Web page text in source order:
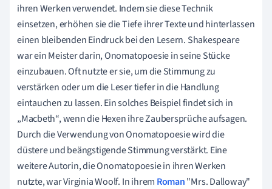
ihren Werken verwendet. Indem sie diese Technik
einsetzen, erhöhen sie die Tiefe ihrer Texte und hinterlassen
einen bleibenden Eindruck bei den Lesern. Shakespeare
war ein Meister darin, Onomatopoesie in seine Stücke
einzubauen. Oft nutzte er sie, um die Stimmung zu
verstärken oder um die Leser tiefer in die Handlung
eintauchen zu lassen. Ein solches Beispiel findet sich in
„Macbeth“, wenn die Hexen ihre Zaubersprüche aufsagen.
Durch die Verwendung von Onomatopoesie wird die
düstere und beängstigende Stimmung verstärkt. Eine
weitere Autorin, die Onomatopoesie in ihren Werken
nutzte, war Virginia Woolf. In ihrem Roman"Mrs. Dalloway"